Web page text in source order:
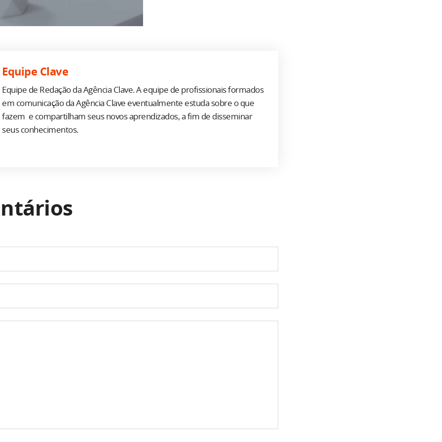
Equipe Clave
Equipe de Redação da Agência Clave. A equipe de profissionais formados
em comunicação da Agência Clave eventualmente estuda sobre o que
fazem e compartilham seus novos aprendizados, a fim de disseminar
seus conhecimentos.